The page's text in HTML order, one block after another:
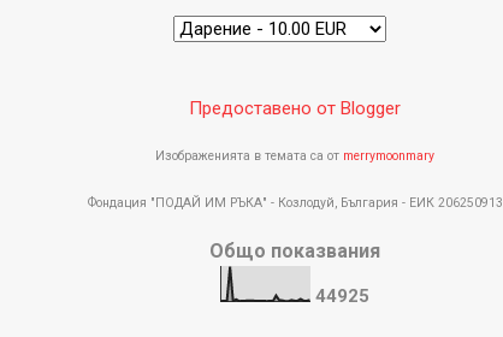
Предоставено от Blogger
Изображенията в темата са от merrymoonmary
Фондация "ПОДАЙ ИМ РЪКА" - Козлодуй, България - ЕИК 206250913
Общо показвания
44925